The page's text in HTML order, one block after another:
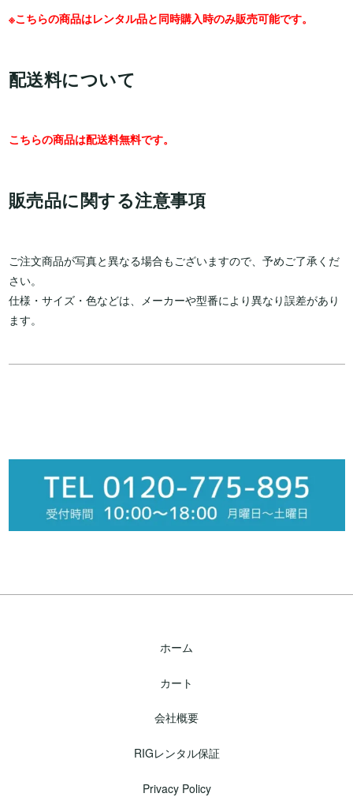
※こちらの商品はレンタル品と同時購入時のみ販売可能です。
配送料について
こちらの商品は配送料無料です。
販売品に関する注意事項
ご注文商品が写真と異なる場合もございますので、予めご了承くだ
さい。
仕様・サイズ・色などは、メーカーや型番により異なり誤差があり
ます。
ホーム
カート
会社概要
RIGレンタル保証
Privacy Policy